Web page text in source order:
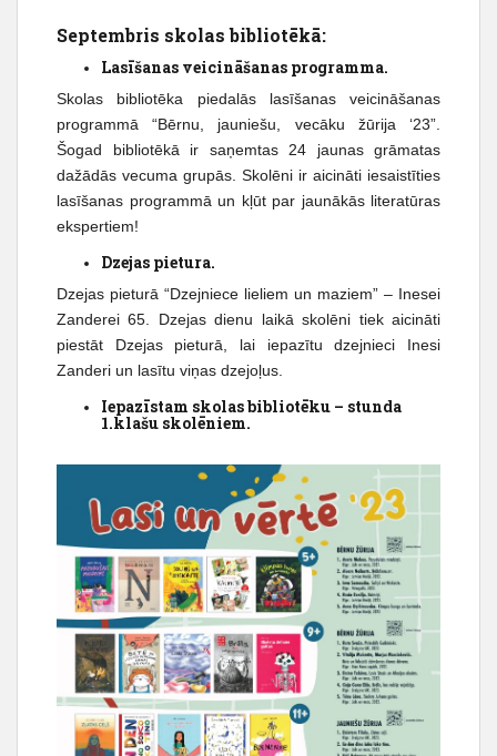
Septembris skolas bibliotēkā:
Lasīšanas veicināšanas programma.
Skolas bibliotēka piedalās lasīšanas veicināšanas
programmā “Bērnu, jauniešu, vecāku žūrija ‘23”.
Šogad bibliotēkā ir saņemtas 24 jaunas grāmatas
dažādās vecuma grupās. Skolēni ir aicināti iesaistīties
lasīšanas programmā un kļūt par jaunākās literatūras
ekspertiem!
Dzejas pietura.
Dzejas pieturā “Dzejniece lieliem un maziem” – Inesei
Zanderei 65. Dzejas dienu laikā skolēni tiek aicināti
piestāt Dzejas pieturā, lai iepazītu dzejnieci Inesi
Zanderi un lasītu viņas dzejoļus.
Iepazīstam skolas bibliotēku – stunda
1.klašu skolēniem.